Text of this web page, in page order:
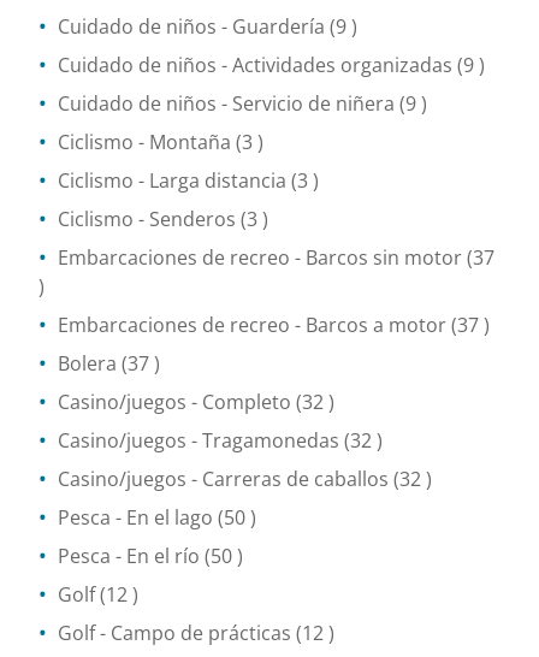
Cuidado de niños - Guardería (9 )
Cuidado de niños - Actividades organizadas (9 )
Cuidado de niños - Servicio de niñera (9 )
Ciclismo - Montaña (3 )
Ciclismo - Larga distancia (3 )
Ciclismo - Senderos (3 )
Embarcaciones de recreo - Barcos sin motor(37
)
Embarcaciones de recreo - Barcos a motor(37 )
Bolera (37 )
Casino/juegos - Completo (32 )
Casino/juegos - Tragamonedas (32 )
Casino/juegos - Carreras de caballos (32 )
Pesca - En el lago (50 )
Pesca - En el río (50 )
Golf(12 )
Golf - Campo de prácticas (12 )